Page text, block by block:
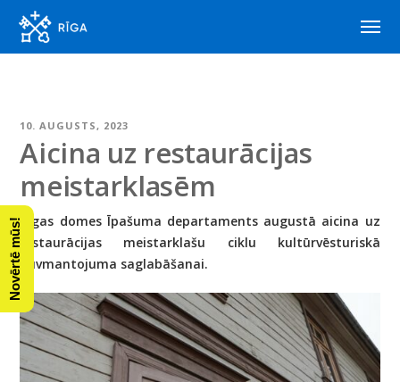
10. AUGUSTS, 2023
Aicina uz restaurācijas
meistarklasēm
Rīgas domes Īpašuma departaments augustā aicina uz
restaurācijas meistarklašu ciklu kultūrvēsturiskā
būvmantojuma saglabāšanai.
Novērtē mūs!